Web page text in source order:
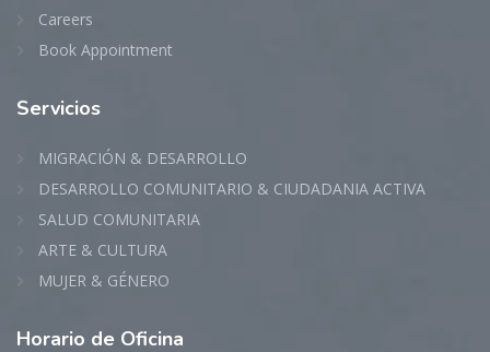
Careers
Book Appointment
Servicios
MIGRACIÓN & DESARROLLO
DESARROLLO COMUNITARIO & CIUDADANIA ACTIVA
SALUD COMUNITARIA
ARTE & CULTURA
MUJER & GÉNERO
Horario de Oficina